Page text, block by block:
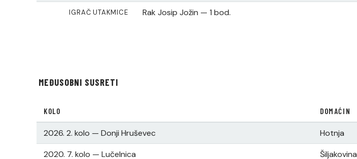
IGRAČ UTAKMICE Rak Josip Jožin — 1 bod.
MEĐUSOBNI SUSRETI
KOLO DOMAĆIN
2026. 2. kolo — Donji Hruševec Hotnja
2020. 7. kolo — Lučelnica
Šiljakovina